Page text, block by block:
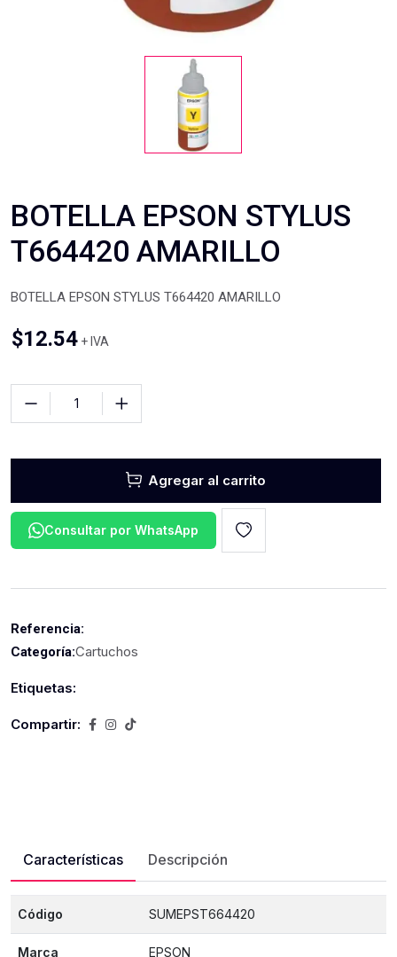
BOTELLA EPSON STYLUS
T664420 AMARILLO
BOTELLA EPSON STYLUS T664420 AMARILLO
$12.54 + IVA
Agregar al carrito
Consultar por WhatsApp
Referencia:
Categoría:Cartuchos
Etiquetas:
Compartir:
Características Descripción
Código SUMEPST664420
Marca EPSON